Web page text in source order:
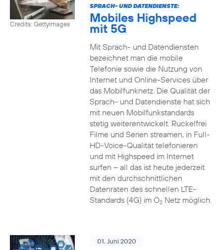
Credits: Gettyimages
SPRACH- UND DATENDIENSTE:
Mobiles Highspeed
mit 5G
Mit Sprach- und Datendiensten
bezeichnet man die mobile
Telefonie sowie die Nutzung von
Internet und Online-Services über
das Mobilfunknetz. Die Qualität der
Sprach- und Datendienste hat sich
mit neuen Mobilfunkstandards
stetig weiterentwickelt. Ruckelfrei
Filme und Serien streamen, in Full-
HD-Voice-Qualität telefonieren
und mit Highspeed im Internet
surfen – all das ist heute jederzeit
mit den durchschnittlichen
Datenraten des schnellen LTE-
Standards (4G) im O2Netz möglich.
01. Juni 2020